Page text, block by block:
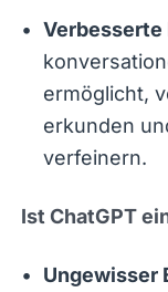
Verbesserte
ermöglicht,
erkunden
verfeinern.
Ist ChatGPT
Ungewisser